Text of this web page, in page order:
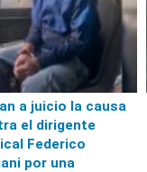
a juicio la causa
el dirigente
Federico
por una